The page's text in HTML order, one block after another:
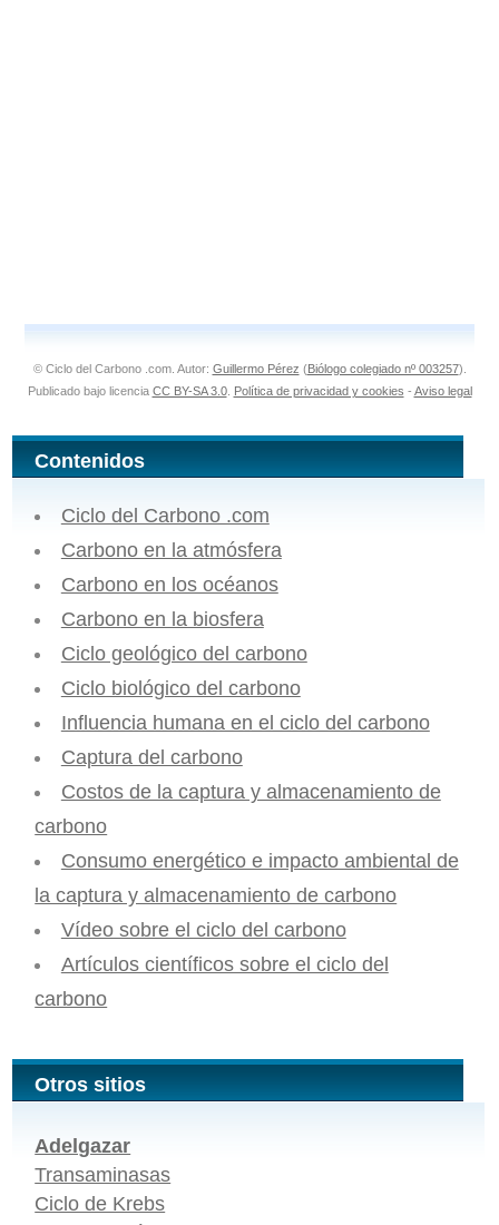
Contenidos
Ciclo del Carbono .com
Carbono en la atmósfera
Carbono en los océanos
Carbono en la biosfera
Ciclo geológico del carbono
Ciclo biológico del carbono
Influencia humana en el ciclo del carbono
Captura del carbono
Costos de la captura y almacenamiento de
carbono
Consumo energético e impacto ambiental de
la captura y almacenamiento de carbono
Vídeo sobre el ciclo del carbono
Artículos científicos sobre el ciclo del
carbono
Otros sitios
Adelgazar
Transaminasas
Ciclo de Krebs
© Ciclo del Carbono .com. Autor: Guillermo Pérez (Biólogo colegiado nº 003257).
Publicado bajo licencia CC BY-SA 3.0. Política de privacidad y cookies - Aviso legal